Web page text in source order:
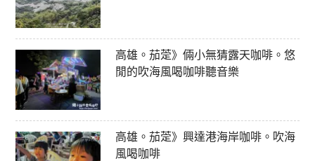
高雄。茄萣》倆小無猜露天咖啡。悠
閒的吹海風喝咖啡聽音樂
高雄。茄萣》興達港海岸咖啡。吹海
風喝咖啡